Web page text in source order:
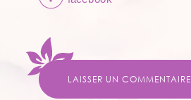
LAISSER UN COMMENTAIRE